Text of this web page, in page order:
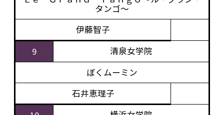
タンゴ～
伊藤智子
9
清泉女学院
ぼくムーミン
石井恵理子